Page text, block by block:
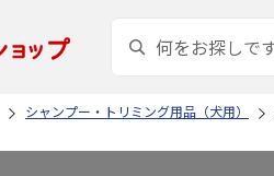
シャンプー・トリミング用品（犬用）